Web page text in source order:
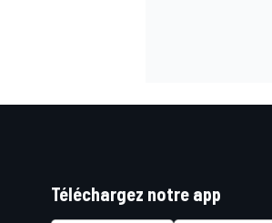
Téléchargez notre app